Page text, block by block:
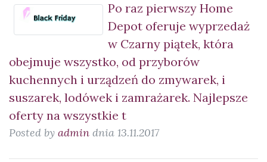
Po raz pierwszy Home
Depot oferuje wyprzedaż
w Czarny piątek, która
obejmuje wszystko, od przyborów
kuchennych i urządzeń do zmywarek, i
suszarek, lodówek i zamrażarek. Najlepsze
oferty na wszystkie t
Posted by admin dnia 13.11.2017